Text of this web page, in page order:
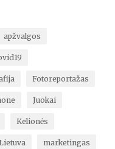
apžvalgos
Fotoreportažas
Juokai
Kelionės
marketingas